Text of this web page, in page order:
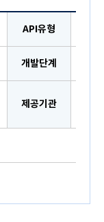
API유형
개발단계
제공기관